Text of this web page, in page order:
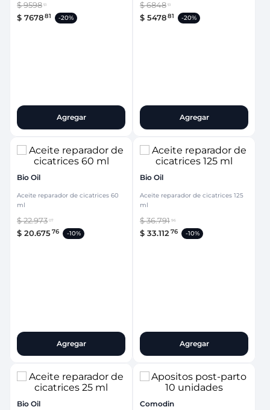
$9598 51
$ 767881 -20%
Agregar
$6848 51
$ 547881 -20%
Agregar
Bio Oil
Aceite reparador de cicatrices 60
ml
$22.973 07
$ 20.67576 -10%
Agregar
Bio Oil
Aceite reparador de cicatrices 125
ml
$36.791 96
$ 33.112 76 -10%
Agregar
Bio Oil Comodin